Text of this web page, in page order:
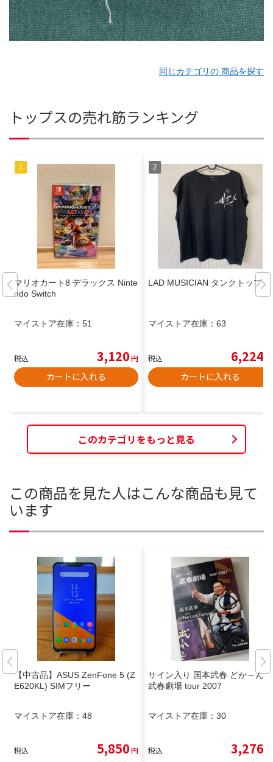
同じカテゴリの 商品を探す
トップスの売れ筋ランキング
マリオカート8 デラックス Ninte
ndo Switch
マイストア在庫： 51
税込 3,120円
カートに入れる
LAD MUSICIAN タンクトップ
マイストア在庫： 63
税込 6,224
カートに入れる
このカテゴリをもっと見る
この商品を見た人はこんな商品も見て
います
【中古品】ASUS ZenFone 5 (Z
E620KL) SIMフリー
マイストア在庫： 48
税込 5,850円
サイン入り 国本武春 どか～ん！
武春劇場 tour 2007
マイストア在庫： 30
税込 3,276